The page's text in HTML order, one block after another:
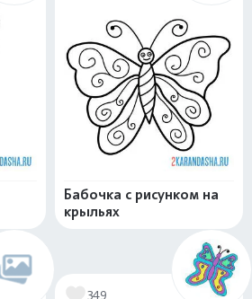
Бабочка с рисунком на
крыльях
349